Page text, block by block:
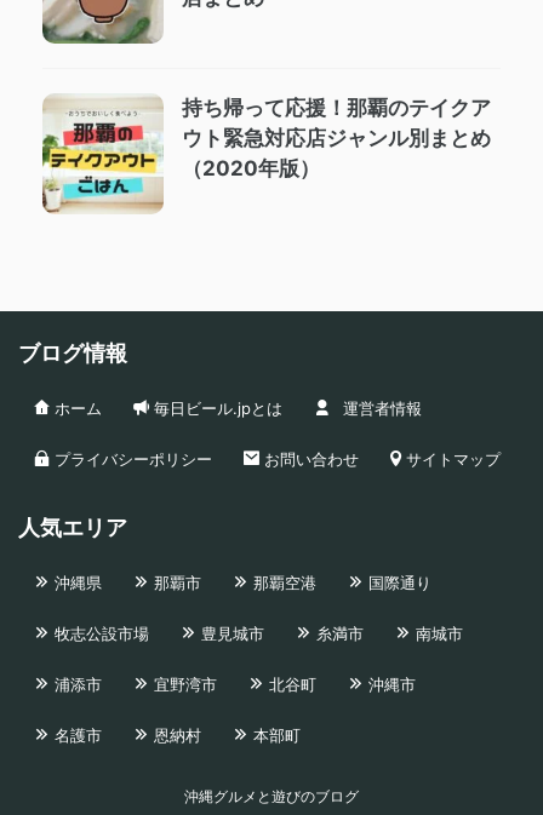
持ち帰って応援！那覇のテイクア
ウト緊急対応店ジャンル別まとめ
（2020年版）
ブログ情報
ホーム 毎日ビール.jpとは 運営者情報
プライバシーポリシー お問い合わせ サイトマップ
人気エリア
沖縄県 那覇市 那覇空港 国際通り
牧志公設市場 豊見城市 糸満市 南城市
浦添市 宜野湾市 北谷町 沖縄市
名護市 恩納村 本部町
沖縄グルメと遊びのブログ